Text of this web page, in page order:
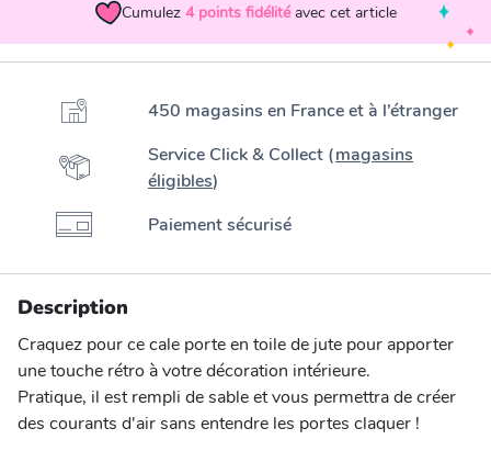
Cumulez 4 points fidélité avec cet article
450 magasins en France et à l’étranger
Service Click & Collect (magasins
éligibles)
Paiement sécurisé
Description
Craquez pour ce cale porte en toile de jute pour apporter
une touche rétro à votre décoration intérieure.
Pratique, il est rempli de sable et vous permettra de créer
des courants d'air sans entendre les portes claquer !